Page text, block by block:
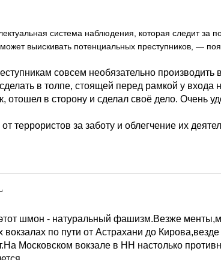
система наблюдения, которая следит за
выискивать потенциальных преступников, —
совсем необязательно производить
в толпе, стоящей перед рамкой у входа
отошел в сторону и сделал своё дело. Очень
террористов за заботу и облегчение их
шмон - натуральный фашизм.Везже
по пути от Астрахани до
Московском вокзале в НН настолько